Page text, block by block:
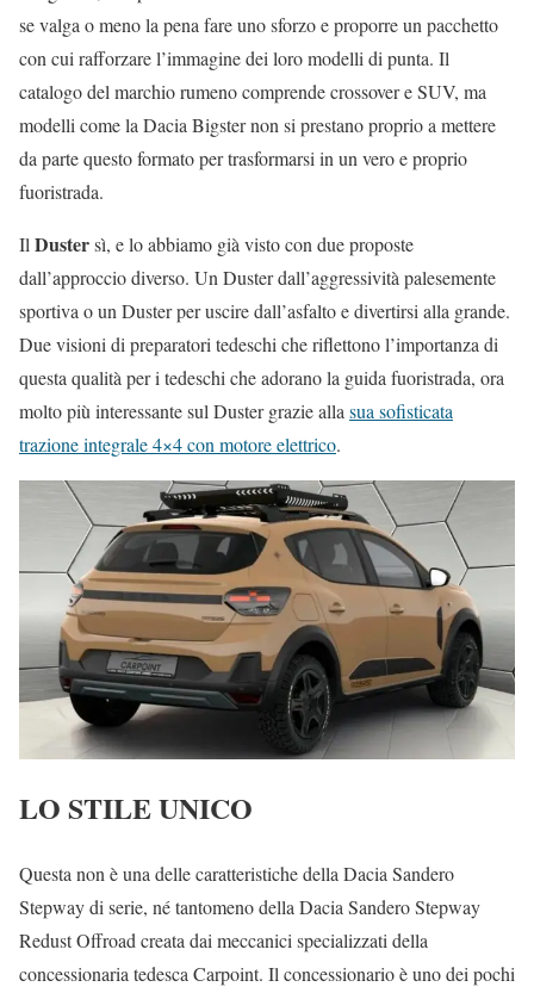
se valga o meno la pena fare uno sforzo e proporre un pacchetto
con cui rafforzare l’immagine dei loro modelli di punta. Il
catalogo del marchio rumeno comprende crossover e SUV, ma
modelli come la Dacia Bigster non si prestano proprio a mettere
da parte questo formato per trasformarsi in un vero e proprio
fuoristrada.
IlDustersì, e lo abbiamo già visto con due proposte
dall’approccio diverso. Un Duster dall’aggressività palesemente
sportiva o un Duster per uscire dall’asfalto e divertirsi alla grande.
Due visioni di preparatori tedeschi che riflettono l’importanza di
questa qualità per i tedeschi che adorano la guida fuoristrada, ora
molto più interessante sul Duster grazie allasua sofisticata
trazione integrale 4×4 con motore elettrico.
LO STILE UNICO
Questa non è una delle caratteristiche della Dacia Sandero
Stepway di serie, né tantomeno della Dacia Sandero Stepway
Redust Offroad creata dai meccanici specializzati della
concessionaria tedesca Carpoint. Il concessionario è uno dei pochi